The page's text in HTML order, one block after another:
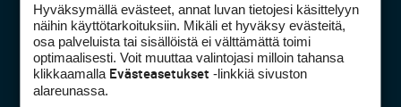
Golfpiste mediakortti
Hyväksymällä evästeet, annat luvan tietojesi käsittelyyn
näihin käyttötarkoituksiin. Mikäli et hyväksy evästeitä,
osa palveluista tai sisällöistä ei välttämättä toimi
optimaalisesti. Voit muuttaa valintojasi milloin tahansa
klikkaamalla Evästeasetukset -linkkiä sivuston
alareunassa.